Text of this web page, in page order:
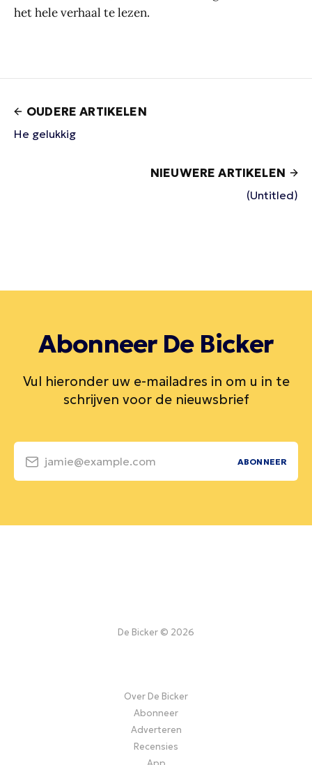
het hele verhaal te lezen.
OUDERE ARTIKELEN
He gelukkig
NIEUWERE ARTIKELEN
(Untitled)
Abonneer De Bicker
Vul hieronder uw e-mailadres in om u in te
schrijven voor de nieuwsbrief
jamie@example.com ABONNEER
De Bicker © 2026
Over De Bicker
Abonneer
Adverteren
Recensies